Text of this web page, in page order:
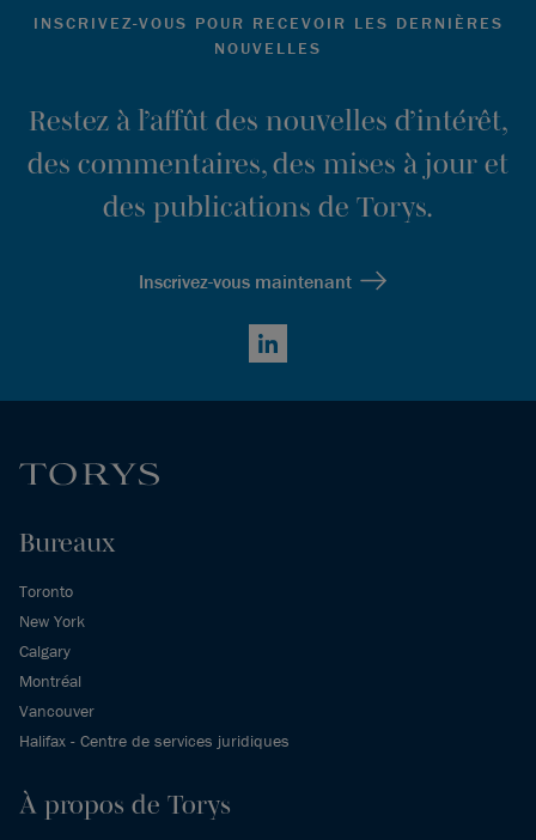
INSCRIVEZ-VOUS POUR RECEVOIR LES DERNIÈRES
NOUVELLES
Restez à l’affût des nouvelles d’intérêt,
des commentaires, des mises à jour et
des publications de Torys.
Inscrivez-vous maintenant
LinkedIn
Bureaux
Toronto
New York
Calgary
Montréal
Vancouver
Halifax - Centre de services juridiques
À propos de Torys